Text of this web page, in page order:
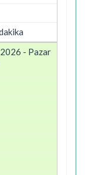
- Pazar